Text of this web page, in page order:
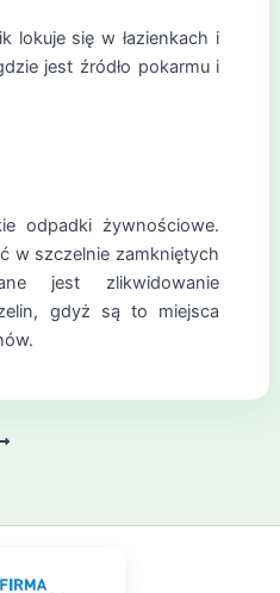
lokuje się w łazienkach i
jest źródło pokarmu i
odpadki żywnościowe.
w szczelnie zamkniętych
jest zlikwidowanie
gdyż są to miejsca